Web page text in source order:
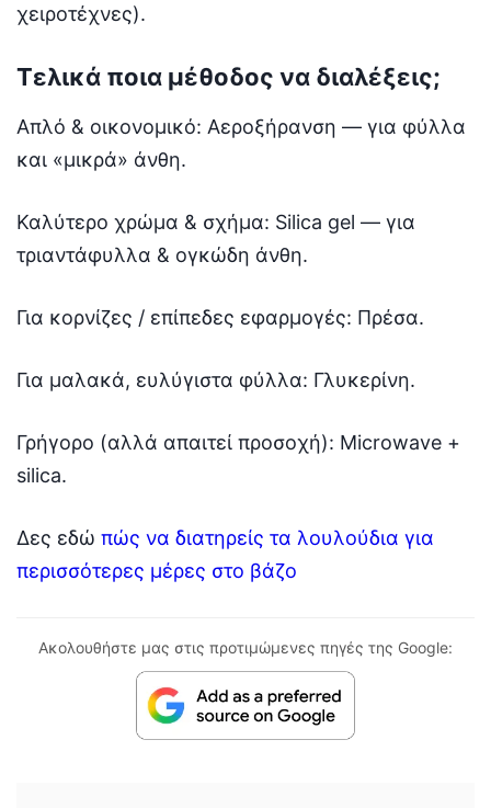
χειροτέχνες).
Τελικά ποια μέθοδος να διαλέξεις;
Απλό & οικονομικό: Αεροξήρανση — για φύλλα
και «μικρά» άνθη.
Καλύτερο χρώμα & σχήμα: Silica gel — για
τριαντάφυλλα & ογκώδη άνθη.
Για κορνίζες / επίπεδες εφαρμογές: Πρέσα.
Για μαλακά, ευλύγιστα φύλλα: Γλυκερίνη.
Γρήγορο (αλλά απαιτεί προσοχή): Microwave +
silica.
Δες εδώ πώς να διατηρείς τα λουλούδια για
περισσότερες μέρες στο βάζο
Ακολουθήστε μας στις προτιμώμενες πηγές της Google: